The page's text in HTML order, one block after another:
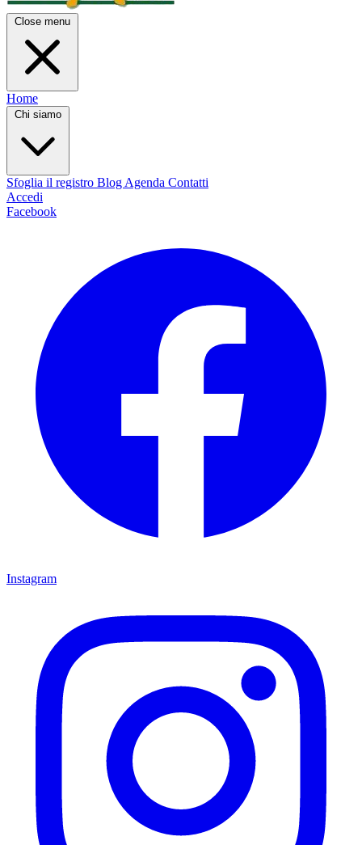
Close menu
Home
Chi siamo
Sfoglia il registro Blog Agenda Contatti
Accedi
Facebook
Instagram